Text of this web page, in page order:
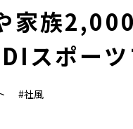
家族
スポー
#社風